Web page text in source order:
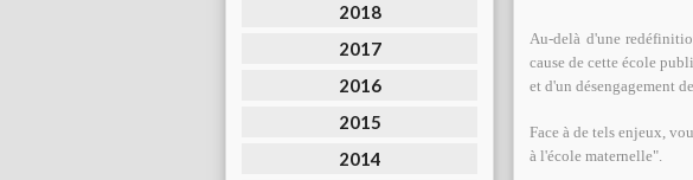
2018
2017
2016
2015
2014
Au-delà d'une
cause de cette école
et d'un désengagement
Face à de tels enjeux,
à l'école maternelle".